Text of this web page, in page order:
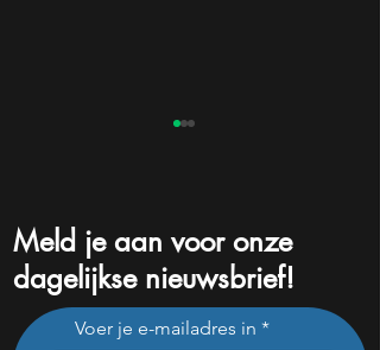
Deze ETF beschermt bij
beurscrash en geeft 2%
Meld je aan voor onze
dagelijkse nieuwsbrief!
Voer je e-mailadres in